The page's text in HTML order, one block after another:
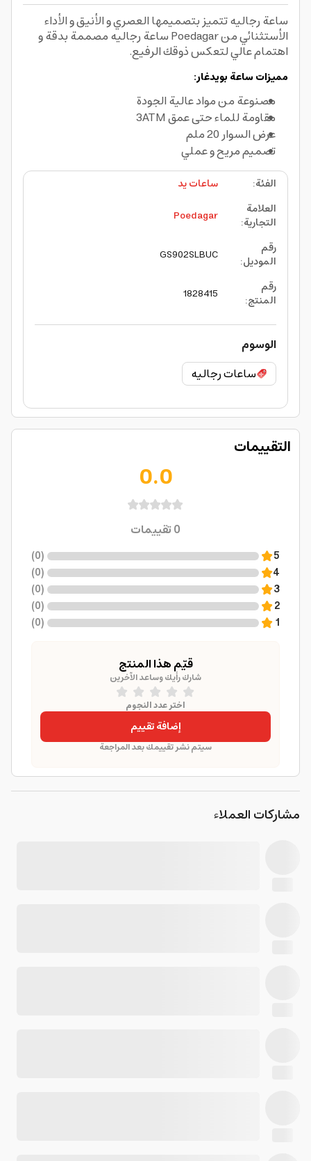
ساعة رجاليه تتميز بتصميمها العصري و الأنيق و الأداء
الأستثنائي من Poedagar ساعة رجاليه مصممة بدقة و
اهتمام عالي لتعكس ذوقك الرفيع.
مميزات ساعة بويدغار:
مصنوعة من مواد عالية الجودة
مقاومة للماء حتى عمق 3ATM
عرض السوار 20 ملم
تصميم مريح و عملي
الفئة:
ساعات يد
العلامة
التجارية:
Poedagar
رقم
الموديل:
GS902SLBUC
رقم
المنتج:
1828415
الوسوم
ساعات رجاليه
التقييمات
0.0
0تقييمات
5
(
0
)
4
(
0
)
3
(
0
)
2
(
0
)
1
(
0
)
قيّم هذا المنتج
شارك رأيك وساعد الآخرين
اختر عدد النجوم
إضافة تقييم
سيتم نشر تقييمك بعد المراجعة
مشاركات العملاء